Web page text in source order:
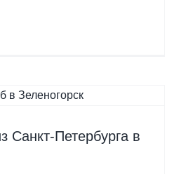
Санкт-Петербурга в